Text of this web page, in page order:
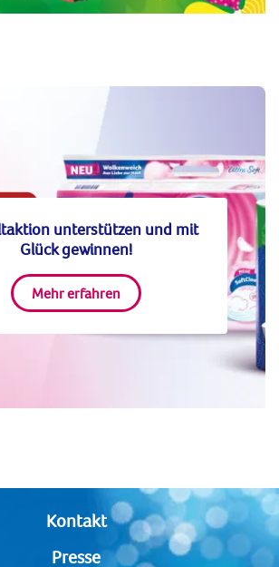
unterstützen und mit
Glück gewinnen!
Mehr erfahren
Kontakt
Presse